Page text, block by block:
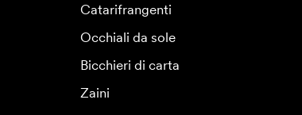
Catarifrangenti
Occhiali da sole
Bicchieri di carta
Zaini